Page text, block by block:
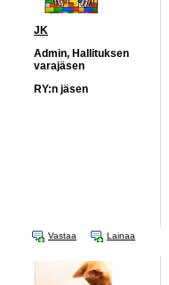
JK
Admin, Hallituksen
varajäsen
RY:n jäsen
Vastaa Lainaa